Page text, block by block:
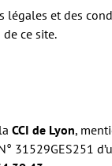
et des
ce site.
CCI de Lyon,
31529GES251